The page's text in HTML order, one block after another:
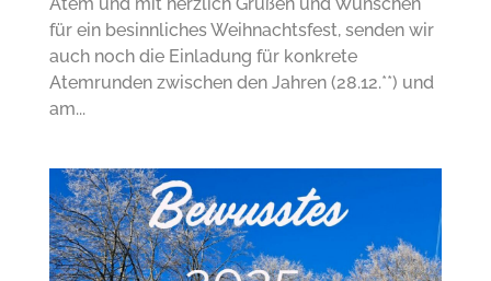
für ein besinnliches Weihnachtsfest, senden wir
auch noch die Einladung für konkrete
Atemrunden zwischen den Jahren (28.12.**) und
am...